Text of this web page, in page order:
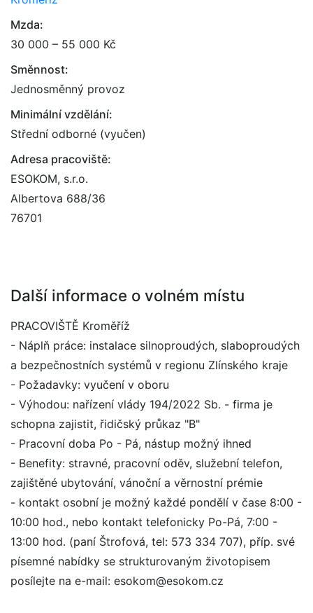
Mzda:
30 000 – 55 000 Kč
Směnnost:
Jednosměnný provoz
Minimální vzdělání:
Střední odborné (vyučen)
Adresa pracoviště:
ESOKOM, s.r.o.
Albertova 688/36
76701
Další informace o volném místu
PRACOVIŠTĚ Kroměříž
- Náplň práce: instalace silnoproudých, slaboproudých
a bezpečnostních systémů v regionu Zlínského kraje
- Požadavky: vyučení v oboru
- Výhodou: nařízení vlády 194/2022 Sb. - firma je
schopna zajistit, řidičský průkaz "B"
- Pracovní doba Po - Pá, nástup možný ihned
- Benefity: stravné, pracovní oděv, služební telefon,
zajištěné ubytování, vánoční a věrnostní prémie
- kontakt osobní je možný každé pondělí v čase 8:00 -
10:00 hod., nebo kontakt telefonicky Po-Pá, 7:00 -
13:00 hod. (paní Štrofová, tel: 573 334 707), příp. své
písemné nabídky se strukturovaným životopisem
posílejte na e-mail: esokom@esokom.cz